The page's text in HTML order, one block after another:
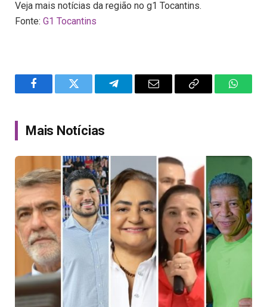
Veja mais notícias da região no g1 Tocantins.
Fonte: G1 Tocantins
FacebookTwitter TelegramEmail
Copy
Mais Notícias